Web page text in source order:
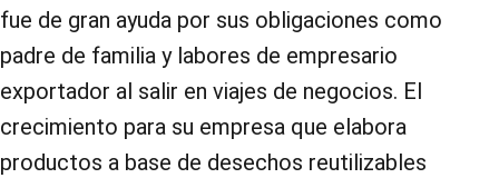
fue de gran ayuda por sus obligaciones como
padre de familia y labores de empresario
exportador al salir en viajes de negocios. El
crecimiento para su empresa que elabora
productos a base de desechos reutilizables